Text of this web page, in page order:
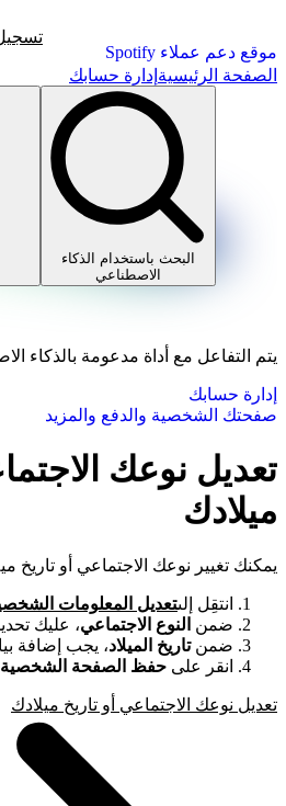
موقع دعم عملاء Spotify
الصفحة الرئيسية إدارة حسابك
البحث باستخدام الذكاء
الاصطناعي
يتم التفاعل مع أداة مدعومة بالذكاء
إدارة حسابك
صفحتك الشخصية والدفع والمزيد
تعديل نوعك
ميلادك
يمكنك تغيير نوعك الاجتماعي أو
انتقِل إلىتعديل المعلومات
ضمن النوع الاجتماعي، عليك
ضمنتاريخ الميلاد، يجب إضافة
انقر على حفظ الصفحة الشخصية
تعديل نوعك الاجتماعي أو تاريخ ميلادك